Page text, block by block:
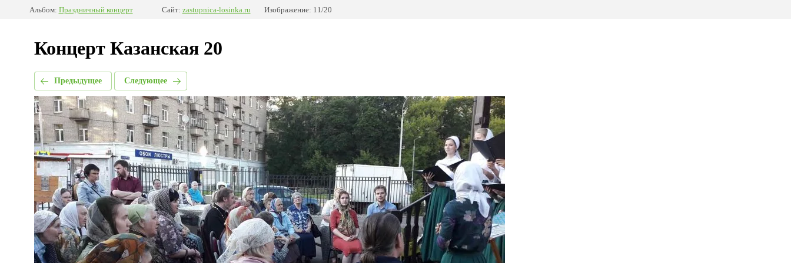
Альбом: Праздничный концерт Сайт: zastupnica-losinka.ru Изображение: 11/20
Концерт Казанская 20
Предыдущее Следующее